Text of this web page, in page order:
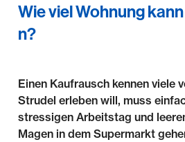
Wie viel Wohnung
n?
Einen Kaufrausch kennen viele
Strudel erleben will, muss
stressigen Arbeitstag und
Magen in dem Supermarkt